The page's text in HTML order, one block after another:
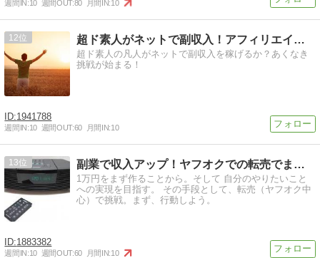
週間IN:10 週間OUT:80 月間IN:10
12 超ド素人がネットで副収入！アフィリエイトに挑戦！
超ド素人の凡人がネットで副収入を稼げるか？あくなき
挑戦が始まる！
1941788
週間IN:10 週間OUT:60 月間IN:10
13 副業で収入アップ！ヤフオクでの転売でまず1万円稼ぐ
1万円をまず作ることから。そして 自分のやりたいこと
への実現を目指す。 その手段として、転売（ヤフオク中
心）で挑戦。まず、行動しよう。
1883382
週間IN:10 週間OUT:60 月間IN:10